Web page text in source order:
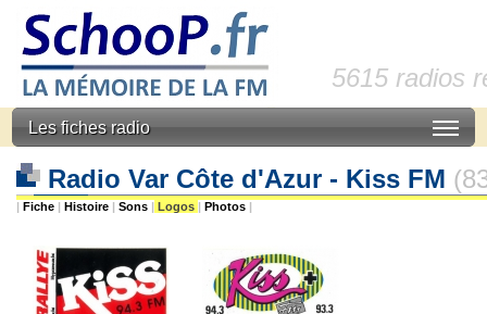
5615 radios
Les fiches radio
Radio Var Côte d'Azur - Kiss FM
| Fiche | Histoire | Sons | Logos | Photos |